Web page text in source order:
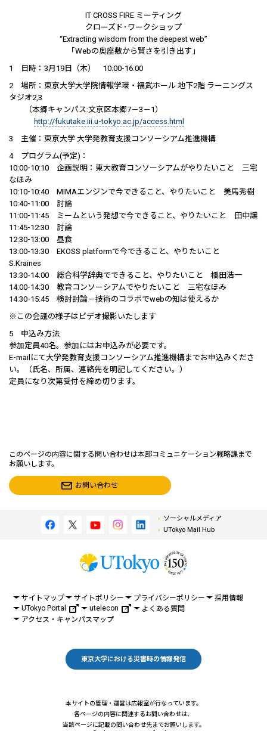
IT CROSS FIRE ミーティング
クローズド･ワークショップ
“Extracting wisdom from the deepest web”
「Webの奥座敷から賢さを引き出す」
1 日時：3月19日（木） 10:00-16:00
2 場所：東京大学大学院情報学環・福武ホール 地下2階 ラーニングス
タジオ2,3
（本郷キャンパス:文京区本郷7－3－1）
http://fukutake.iii.u-tokyo.ac.jp/access.html
3 主催：東京大学 大学発教育支援コンソーシアム推進機構
4 プログラム(予定)：
10:00-10:10 企画説明：東大教育コンソーシアムがやりたいこと 三宅
なほみ
10:10-10:40 MIMAエンジンで今できること、やりたいこと 美馬秀樹
10:40-11:00 討論
11:00-11:45 ミームという発想で今できること、やりたいこと 田中譲
11:45-12:30 討論
12:30-13:00 昼食
13:00-13:30 EKOSS platformで今できること、やりたいこと
S.Kraines
13:30-14:00 総合科学辞典でできること、やりたいこと 橋田浩一
14:00-14:30 教育コンソーシアムでやりたいこと 三宅なほみ
14:30-15:45 検討討論－技術のコラボでwebの知は使えるか
※この会議の様子はビデオ撮影いたします
5 申込み方法
参加定員40名。参加にはお申込みが必要です。
E-mailにて大学発教育支援コンソーシアム推進機構までお申込みくださ
い。（氏名、所属、連絡先を明記してください。）
定員になり次第受付を締め切ります。
このページの内容に関する問い合わせは本部コミュニケーション戦略課まで
お願いします。
お問い合わせ
ソーシャルメディア
UTokyo Mail Hub
サイトマップ サイトポリシー プライバシーポリシー
採用情報
UTokyo Portal
utelecon
よくある質問
アクセス・キャンパスマップ
東京大学における災害時の情報発信
本サイトの管理・運営は広報室が行なっています。
各ページの内容に関連するお問い合わせは、
当該ページに記載の問い合わせ先までお願いします。